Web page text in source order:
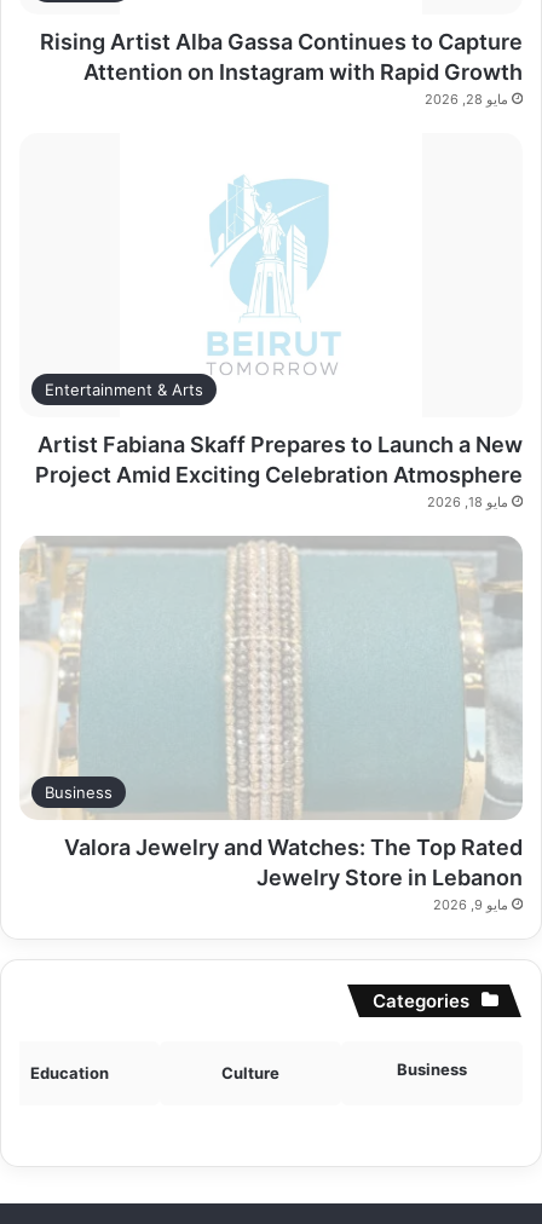
Rising Artist Alba Gassa Continues to Capture
Attention on Instagram with Rapid Growth
مايو 28, 2026
Entertainment & Arts
Artist Fabiana Skaff Prepares to Launch a New
Project Amid Exciting Celebration Atmosphere
مايو 18, 2026
Business
Valora Jewelry and Watches: The Top Rated
Jewelry Store in Lebanon
مايو 9, 2026
Categories
Business
Culture
Education